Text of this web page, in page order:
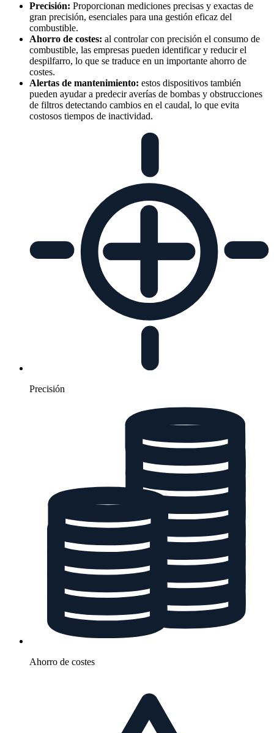
Precisión: Proporcionan mediciones precisas y exactas de
gran precisión, esenciales para una gestión eficaz del
combustible.
Ahorro de costes: al controlar con precisión el consumo de
combustible, las empresas pueden identificar y reducir el
despilfarro, lo que se traduce en un importante ahorro de
costes.
Alertas de mantenimiento: estos dispositivos también
pueden ayudar a predecir averías de bombas y obstrucciones
de filtros detectando cambios en el caudal, lo que evita
costosos tiempos de inactividad.
Precisión
Ahorro de costes